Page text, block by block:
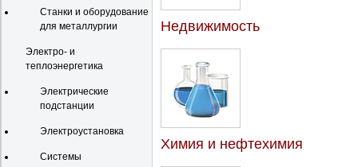
Станки и оборудование
для металлургии
Электро- и
теплоэнергетика
Электрические
подстанции
Электроустановка
Системы
Недвижимость
Химия и нефтехимия